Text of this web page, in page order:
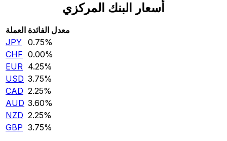
أسعار البنك المركزي
العملة معدل الفائدة
JPY 0.75‎%‎
CHF 0.00‎%‎
EUR 4.25‎%‎
USD 3.75‎%‎
CAD 2.25‎%‎
AUD 3.60‎%‎
NZD 2.25‎%‎
GBP 3.75‎%‎